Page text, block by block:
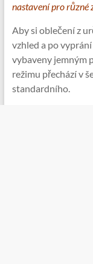
nastavení pro různé
Aby si oblečení z
vzhled a po
vybaveny jemným
režimu přechází v
standardního.